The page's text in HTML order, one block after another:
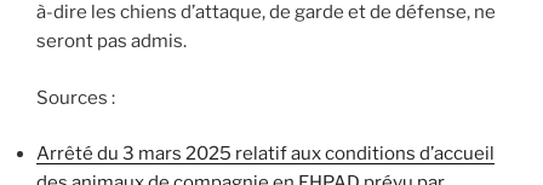
à-dire les chiens d’attaque, de garde et de défense, ne
seront pas admis.
Sources :
Arrêté du 3 mars 2025 relatif aux conditions d’accueil